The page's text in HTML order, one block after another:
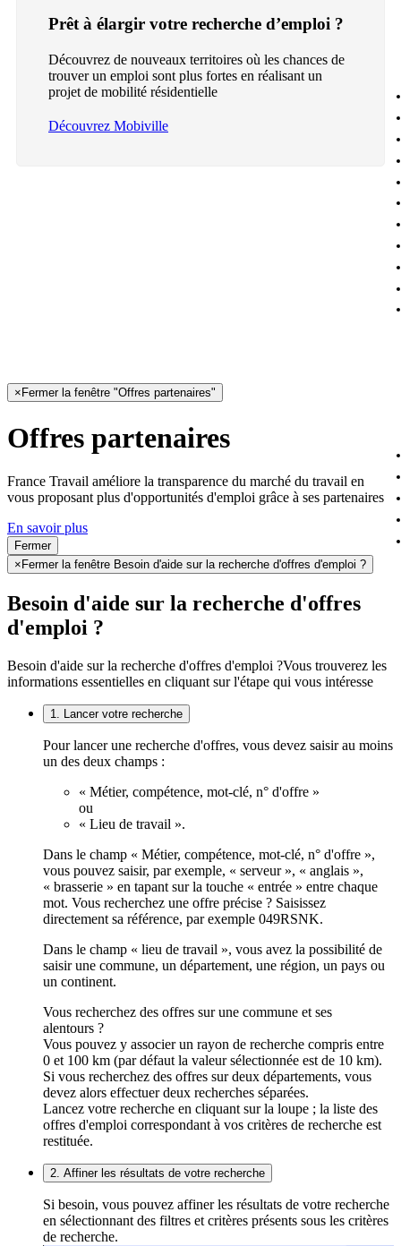
Prêt à élargir votre recherche d’emploi ?
Découvrez de nouveaux territoires où les chances de
trouver un emploi sont plus fortes en réalisant un
projet de mobilité résidentielle
Découvrez Mobiville
× Fermer la fenêtre "Offres partenaires"
Offres partenaires
France Travail améliore la transparence du marché du travail en
vous proposant plus d'opportunités d'emploi grâce à ses partenaires
En savoir plus
Fermer
× Fermer la fenêtre Besoin d'aide sur la recherche d'offres d'emploi ?
Besoin d'aide sur la recherche d'offres
d'emploi ?
Besoin d'aide sur la recherche d'offres d'emploi ?Vous trouverez les
informations essentielles en cliquant sur l'étape qui vous intéresse
1. Lancer votre recherche
Pour lancer une recherche d'offres, vous devez saisir au moins
un des deux champs :
« Métier, compétence, mot-clé, n° d'offre »
ou
« Lieu de travail ».
Dans le champ « Métier, compétence, mot-clé, n° d'offre »,
vous pouvez saisir, par exemple, « serveur », « anglais »,
« brasserie » en tapant sur la touche « entrée » entre chaque
mot. Vous recherchez une offre précise ? Saisissez
directement sa référence, par exemple 049RSNK.
Dans le champ « lieu de travail », vous avez la possibilité de
saisir une commune, un département, une région, un pays ou
un continent.
Vous recherchez des offres sur une commune et ses
alentours ?
Vous pouvez y associer un rayon de recherche compris entre
0 et 100 km (par défaut la valeur sélectionnée est de 10 km).
Si vous recherchez des offres sur deux départements, vous
devez alors effectuer deux recherches séparées.
Lancez votre recherche en cliquant sur la loupe ; la liste des
offres d'emploi correspondant à vos critères de recherche est
restituée.
2. Affiner les résultats de votre recherche
Si besoin, vous pouvez affiner les résultats de votre recherche
en sélectionnant des filtres et critères présents sous les critères
de recherche.